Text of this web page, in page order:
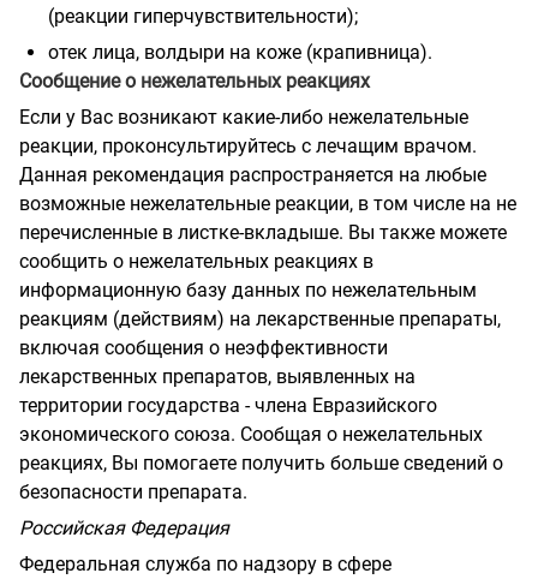
(реакции гиперчувствительности);
отек лица, волдыри на коже (крапивница).
Сообщение о нежелательных реакциях
Если у Вас возникают какие-либо нежелательные
реакции, проконсультируйтесь с лечащим врачом.
Данная рекомендация распространяется на любые
возможные нежелательные реакции, в том числе на не
перечисленные в листке-вкладыше. Вы также можете
сообщить о нежелательных реакциях в
информационную базу данных по нежелательным
реакциям (действиям) на лекарственные препараты,
включая сообщения о неэффективности
лекарственных препаратов, выявленных на
территории государства - члена Евразийского
экономического союза. Сообщая о нежелательных
реакциях, Вы помогаете получить больше сведений о
безопасности препарата.
Российская Федерация
Федеральная служба по надзору в сфере